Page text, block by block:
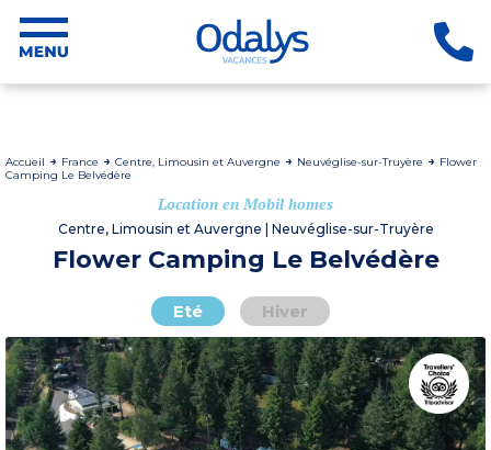
Accueil France Centre, Limousin et Auvergne Neuvéglise-sur-Truyère
Flower
Camping Le Belvédère
Location en Mobil homes
Centre, Limousin et Auvergne | Neuvéglise-sur-Truyère
Flower Camping Le Belvédère
Eté Hiver